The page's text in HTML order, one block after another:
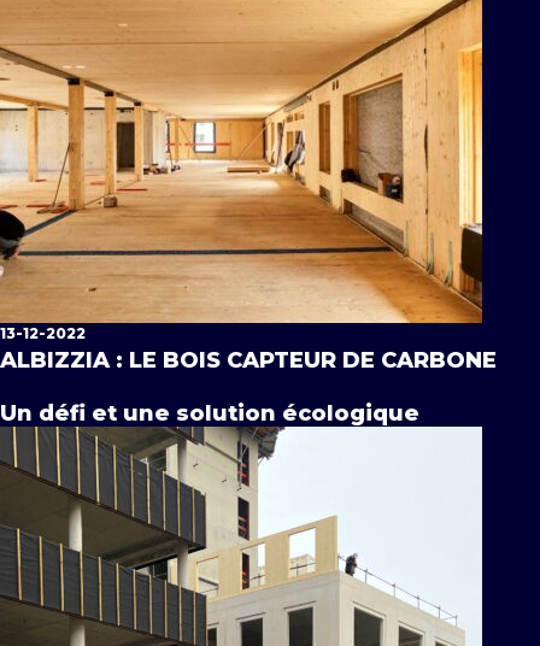
13-12-2022
ALBIZZIA : LE BOIS CAPTEUR DE CARBONE
Un défi et une solution écologique